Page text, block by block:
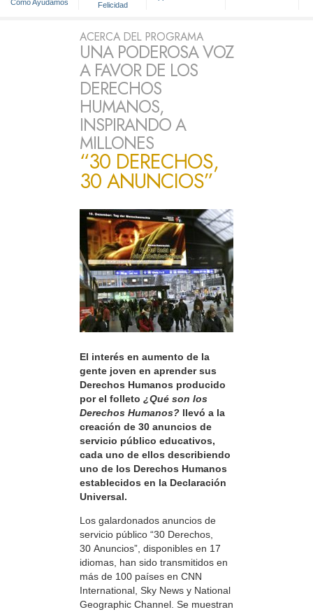
Cómo Ayudamos
Felicidad
ACERCA DEL PROGRAMA
UNA PODEROSA VOZ
A FAVOR DE LOS
DERECHOS
HUMANOS,
INSPIRANDO A
MILLONES
“30 DERECHOS,
30 ANUNCIOS”
El interés en aumento de la
gente joven en aprender sus
Derechos Humanos producido
por el folleto ¿Qué son los
Derechos Humanos? llevó a la
creación de 30 anuncios de
servicio público educativos,
cada uno de ellos describiendo
uno de los Derechos Humanos
establecidos en la Declaración
Universal.
Los galardonados anuncios de
servicio público “30 Derechos,
30 Anuncios”, disponibles en 17
idiomas, han sido transmitidos en
más de 100 países en CNN
International, Sky News y National
Geographic Channel. Se muestran